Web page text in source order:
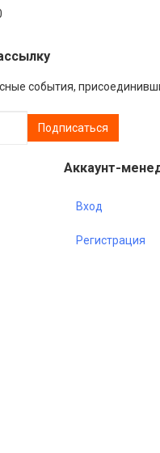
события,
Аккаунт-
Вход
Регистрация